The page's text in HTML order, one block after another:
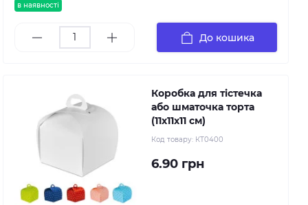
в наявності
До кошика
Коробка для тістечка
або шматочка торта
(11х11х11 см)
Код товару: КТ0400
6.90 грн